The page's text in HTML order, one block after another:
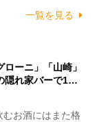
一覧を見る
ローニ」「山崎」
隠れ家バーで1…
お酒にはまた格